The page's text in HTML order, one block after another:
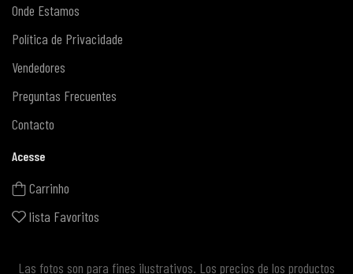
Onde Estamos
Política de Privacidade
Vendedores
Preguntas Frecuentes
Contacto
Acesse
Carrinho
lista Favoritos
Las fotos son para fines ilustrativos. Los precios de los productos